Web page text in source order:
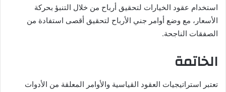
استخدام عقود الخيارات لتحقيق أرباح من خلال التنبؤ بحركة
الأسعار، مع وضع أوامر جني الأرباح لتحقيق أقصى استفادة من
الصفقات الناجحة.
الخاتمة
تعتبر استراتيجيات العقود القياسية والأوامر المعلقة من الأدوات